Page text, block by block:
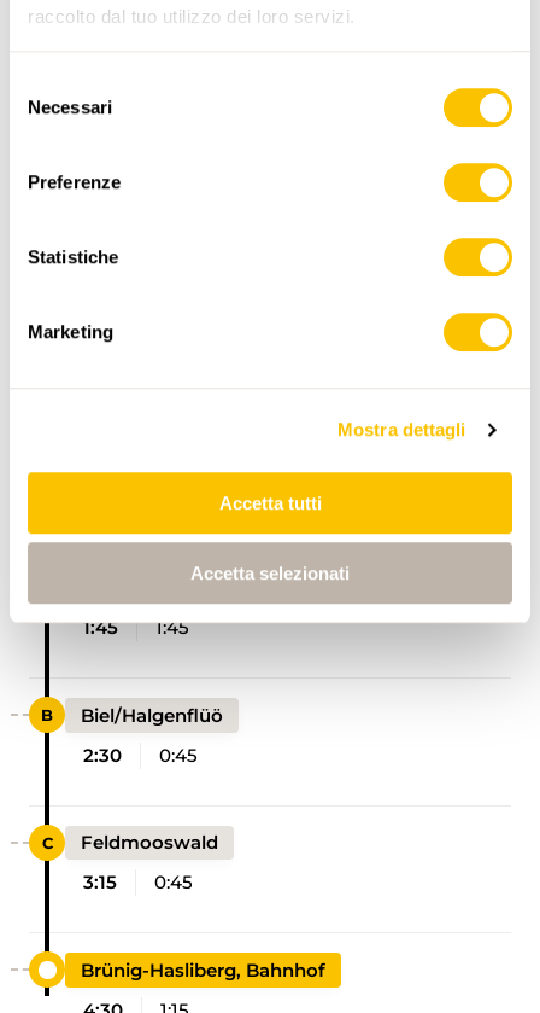
raccolto dal tuo utilizzo dei loro servizi.
delNecessari
Preferenze
Statistiche
Marketing
Mostra dettagli
Accetta tutti
Accetta selezionati
Dati:
swisstopo
1:45
1:45
Biel/Halgenflüö
2:30
0:45
Feldmooswald
3:15
0:45
Brünig-Hasliberg, Bahnhof